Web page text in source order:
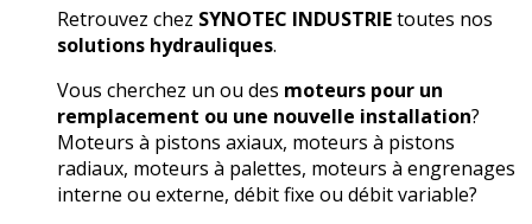
Retrouvez chez SYNOTEC INDUSTRIEtoutes nos
solutions hydrauliques.
Vous cherchez un ou des moteurs pour un
remplacement ou une nouvelle installation?
Moteurs à pistons axiaux, moteurs à pistons
radiaux, moteurs à palettes, moteurs à engrenages
interne ou externe, débit fixe ou débit variable?